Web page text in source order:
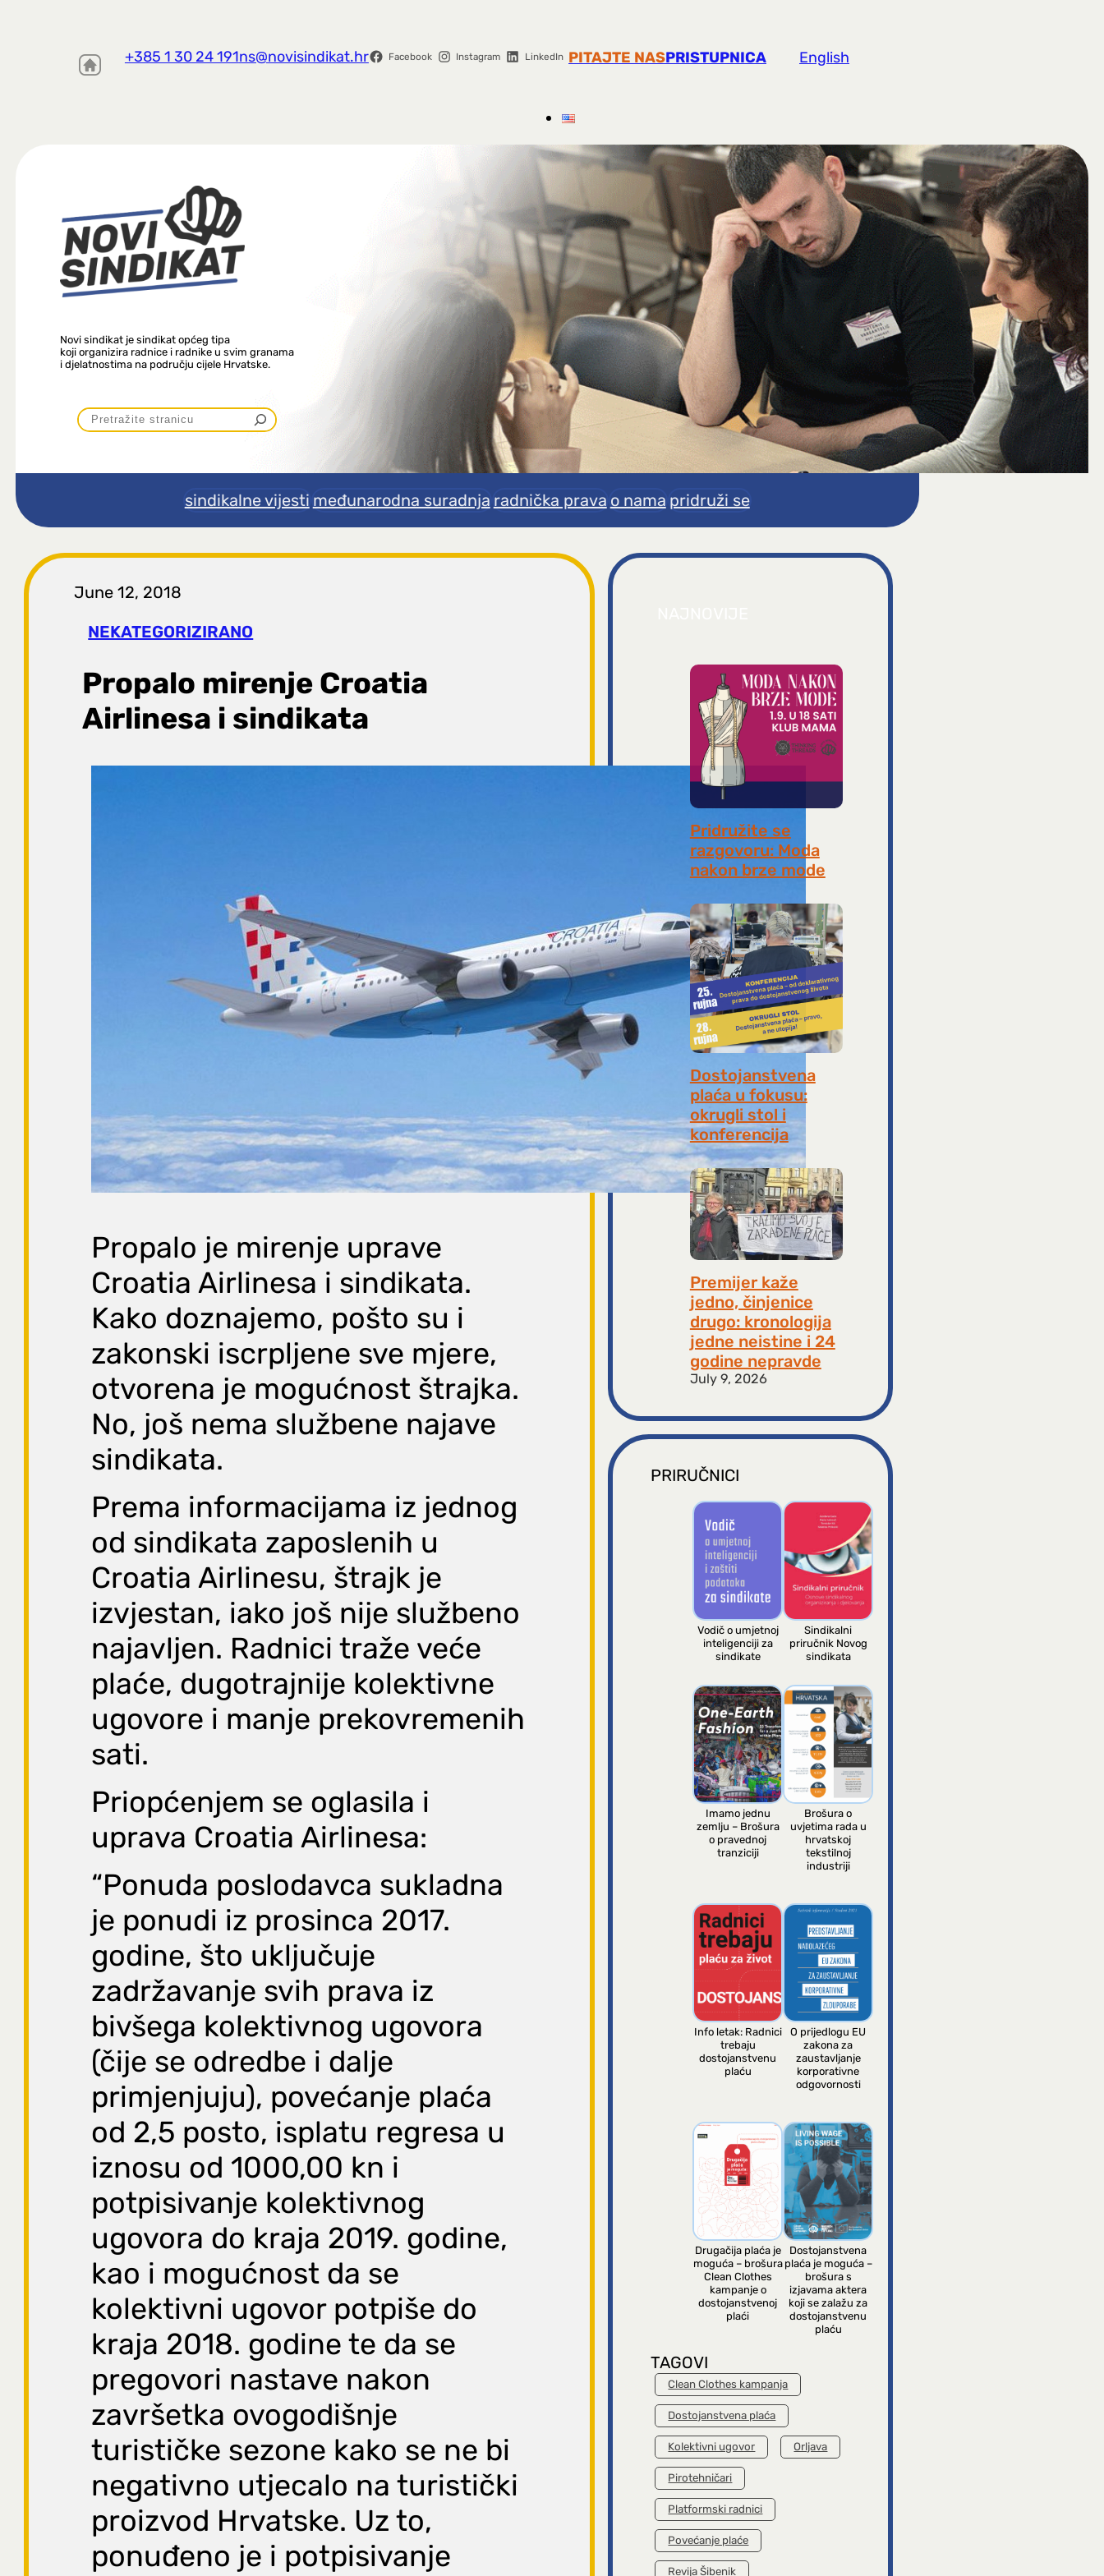
+385 1 30 24 191ns@novisindikat.hr Facebook Instagram LinkedIn PITAJTE NASPRISTUPNICA English
Novi sindikat je sindikat općeg tipa
koji organizira radnice i radnike u svim granama
i djelatnostima na području cijele Hrvatske.
P
r
t
r
a
g
a
sindikalne vijesti međunarodna suradnja radnička prava o nama pridruži se
June 12, 2018
NEKATEGORIZIRANO
Propalo mirenje Croatia
Airlinesa i sindikata
Propalo je mirenje uprave
Croatia Airlinesa i sindikata.
Kako doznajemo, pošto su i
zakonski iscrpljene sve mjere,
otvorena je mogućnost štrajka.
No, još nema službene najave
sindikata.
Prema informacijama iz jednog
od sindikata zaposlenih u
Croatia Airlinesu, štrajk je
izvjestan, iako još nije službeno
najavljen. Radnici traže veće
plaće, dugotrajnije kolektivne
ugovore i manje prekovremenih
sati.
Priopćenjem se oglasila i
uprava Croatia Airlinesa:
“Ponuda poslodavca sukladna
je ponudi iz prosinca 2017.
godine, što uključuje
zadržavanje svih prava iz
bivšega kolektivnog ugovora
(čije se odredbe i dalje
primjenjuju), povećanje plaća
od 2,5 posto, isplatu regresa u
iznosu od 1000,00 kn i
potpisivanje kolektivnog
ugovora do kraja 2019. godine,
kao i mogućnost da se
kolektivni ugovor potpiše do
kraja 2018. godine te da se
pregovori nastave nakon
završetka ovogodišnje
turističke sezone kako se ne bi
negativno utjecalo na turistički
proizvod Hrvatske. Uz to,
ponuđeno je i potpisivanje
Pridružite se
razgovoru: Moda
nakon brze mode
Dostojanstvena
plaća u fokusu:
okrugli stol i
konferencija
July 28, 2026
Premijer kaže
jedno, činjenice
drugo: kronologija
jedne neistine i 24
godine nepravde
July 9, 2026
PRIRUČNICI
Vodič o umjetnoj
inteligenciji za
sindikate
Sindikalni
priručnik Novog
sindikata
Imamo jednu
zemlju – Brošura
o pravednoj
tranziciji
Brošura o
uvjetima rada u
hrvatskoj
tekstilnoj
industriji
Info letak: Radnici
trebaju
dostojanstvenu
plaću
O prijedlogu EU
zakona za
zaustavljanje
korporativne
odgovornosti
Drugačija plaća je
moguća – brošura
Clean Clothes
kampanje o
dostojanstvenoj
plaći
Dostojanstvena
plaća je moguća –
brošura s
izjavama aktera
koji se zalažu za
dostojanstvenu
plaću
TAGOVI
Clean Clothes kampanja
Dostojanstvena plaća
Kolektivni ugovor Orljava
Pirotehničari
Platformski radnici
Povećanje plaće
Revija Šibenik